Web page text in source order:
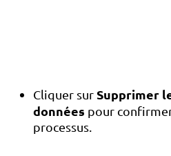
Cliquer surSupprimer
données pour
processus.